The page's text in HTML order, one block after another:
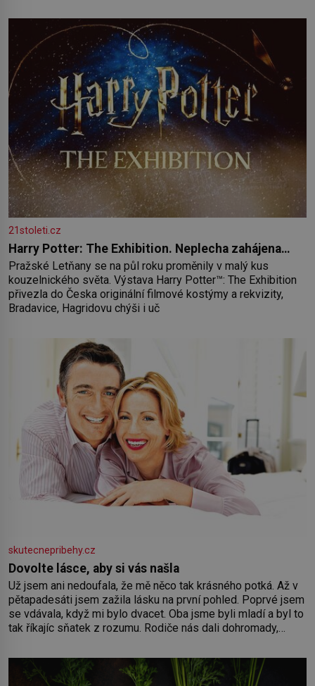
paměť rozhodla stávkovat. Cvičte
21stoleti.cz
Harry Potter: The Exhibition. Neplecha zahájena…
Pražské Letňany se na půl roku proměnily v malý kus
kouzelnického světa. Výstava Harry Potter™: The Exhibition
přivezla do Česka originální filmové kostýmy a rekvizity,
Bradavice, Hagridovu chýši i uč
skutecnepribehy.cz
Dovolte lásce, aby si vás našla
Už jsem ani nedoufala, že mě něco tak krásného potká. Až v
pětapadesáti jsem zažila lásku na první pohled. Poprvé jsem
se vdávala, když mi bylo dvacet. Oba jsme byli mladí a byl to
tak říkajíc sňatek z rozumu. Rodiče nás dali dohromady,
oběma moc nesvědčilo, brzy jsme zjistili, že